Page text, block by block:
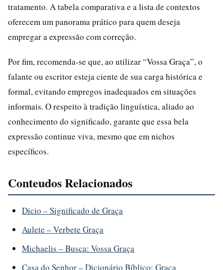
tratamento. A tabela comparativa e a lista de contextos
oferecem um panorama prático para quem deseja
empregar a expressão com correção.
Por fim, recomenda-se que, ao utilizar “Vossa Graça”, o
falante ou escritor esteja ciente de sua carga histórica e
formal, evitando empregos inadequados em situações
informais. O respeito à tradição linguística, aliado ao
conhecimento do significado, garante que essa bela
expressão continue viva, mesmo que em nichos
específicos.
Conteudos Relacionados
Dicio – Significado de Graça
Aulete – Verbete Graça
Michaelis – Busca: Vossa Graça
Casa do Senhor – Dicionário Bíblico: Graça